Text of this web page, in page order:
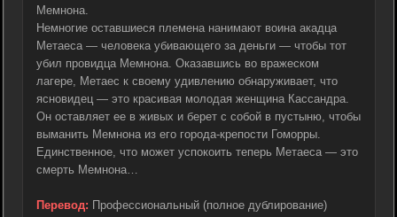
Мемнона.
Немногие оставшиеся племена нанимают воина акадца
Метаеса — человека убивающего за деньги — чтобы тот
убил провидца Мемнона. Оказавшись во вражеском
лагере, Метаес к своему удивлению обнаруживает, что
ясновидец — это красивая молодая женщина Кассандра.
Он оставляет ее в живых и берет с собой в пустыню, чтобы
выманить Мемнона из его города-крепости Гоморры.
Единственное, что может успокоить теперь Метаеса — это
смерть Мемнона…
Перевод: Профессиональный (полное дублирование)